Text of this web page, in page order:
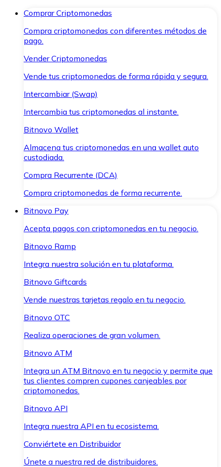
Comprar Criptomonedas
Compra criptomonedas con diferentes métodos de
pago.
Vender Criptomonedas
Vende tus criptomonedas de forma rápida y segura.
Intercambiar (Swap)
Intercambia tus criptomonedas al instante.
Bitnovo Wallet
Almacena tus criptomonedas en una wallet auto
custodiada.
Compra Recurrente (DCA)
Compra criptomonedas de forma recurrente.
Bitnovo Pay
Acepta pagos con criptomonedas en tu negocio.
Bitnovo Ramp
Integra nuestra solución en tu plataforma.
Bitnovo Giftcards
Vende nuestras tarjetas regalo en tu negocio.
Bitnovo OTC
Realiza operaciones de gran volumen.
Bitnovo ATM
Integra un ATM Bitnovo en tu negocio y permite que
tus clientes compren cupones canjeables por
criptomonedas.
Bitnovo API
Integra nuestra API en tu ecosistema.
Conviértete en Distribuidor
Únete a nuestra red de distribuidores.